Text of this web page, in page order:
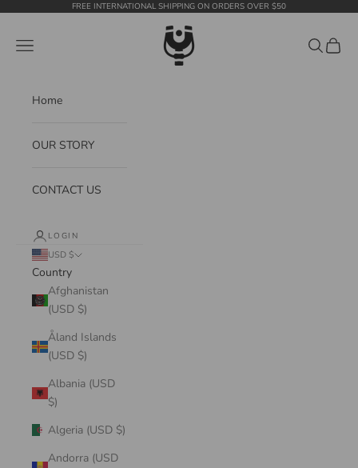
Skip to contentFREE INTERNATIONAL SHIPPING ON ORDERS OVER $50
WildTension
Navigation menu Search
Cart
Home
OUR STORY
CONTACT US
LOGIN
USD $
Country
Afghanistan
(USD $)
Åland Islands
(USD $)
Albania (USD
$)
Algeria (USD $)
Andorra (USD